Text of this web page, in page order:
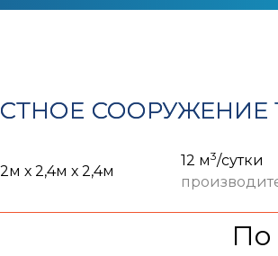
СООРУЖЕНИЕ
х 2,4м х 2,4м
12 м3/сутки
По